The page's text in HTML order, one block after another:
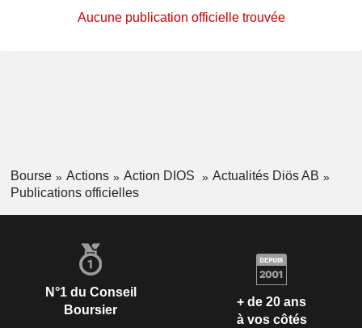
Aucune publication officielle trouvée
Bourse Actions Action DIOS
Actualités Diös AB
Publications officielles
N°1 du Conseil
Boursier
+ de 20 ans
à vos côtés